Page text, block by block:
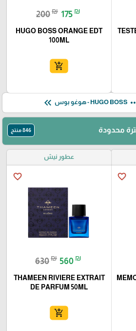
200₪ 175 ₪
HUGO BOSS ORANGE EDT
100ML
add_shopping_cart
keyboard_double_arrow_left
محدودة 846 منتج
favorite_border
عطور نيش
favorite_border
630₪ 560 ₪
THAMEEN RIVIERE EXTRAIT
DE PARFUM 50ML
add_shopping_cart